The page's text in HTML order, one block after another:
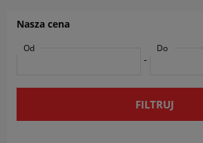
Nasza cena
Od
-
Do
FILTRUJ